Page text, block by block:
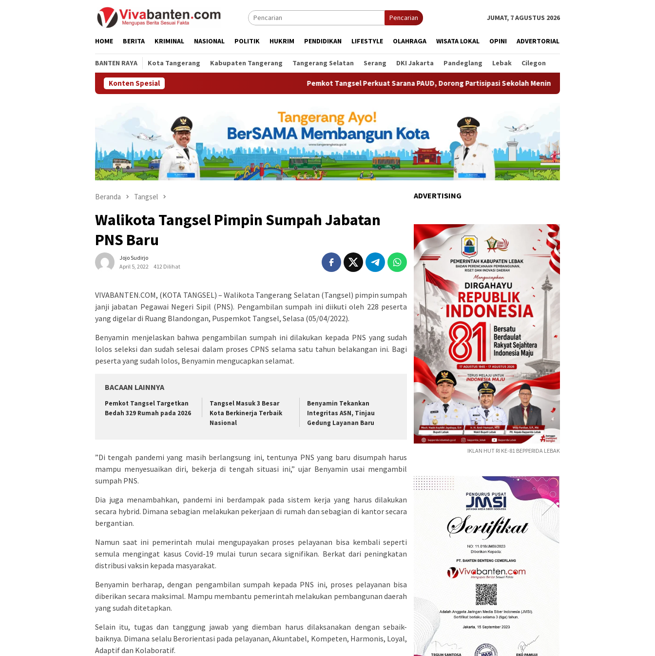
Pencarian JUMAT, 7 AGUSTUS 2026
HOME BERITA KRIMINAL NASIONAL POLITIK HUKRIM PENDIDIKAN LIFESTYLE OLAHRAGA WISATA LOKAL OPINI ADVERTORIAL
BANTEN RAYA Kota Tangerang Kabupaten Tangerang Tangerang Selatan Serang DKI Jakarta Pandeglang Lebak Cilegon
Konten Spesial Pemkot Tangsel Perkuat Sarana PAUD, Dorong Partisipasi Sekolah Meningkat Pemkot Tangsel Matangkan
Beranda Tangsel
Walikota Tangsel Pimpin Sumpah Jabatan
PNS Baru
Jojo Sudirjo
April 5, 2022
412 Dilihat
VIVABANTEN.COM, (KOTA TANGSEL) – Walikota Tangerang Selatan (Tangsel) pimpin sumpah
janji jabatan Pegawai Negeri Sipil (PNS). Pengambilan sumpah ini diikuti oleh 228 peserta
yang digelar di Ruang Blandongan, Puspemkot Tangsel, Selasa (05/04/2022).
Benyamin menjelaskan bahwa pengambilan sumpah ini dilakukan kepada PNS yang sudah
lolos seleksi dan sudah selesai dalam proses CPNS selama satu tahun belakangan ini. Bagi
peserta yang sudah lolos, Benyamin mengucapkan selamat.
BACAAN LAINNYA
Pemkot Tangsel Targetkan
Bedah 329 Rumah pada 2026
Tangsel Masuk 3 Besar
Kota Berkinerja Terbaik
Nasional
Benyamin Tekankan
Integritas ASN, Tinjau
Gedung Layanan Baru
”Di tengah pandemi yang masih berlangsung ini, tentunya PNS yang baru disumpah harus
mampu menyesuaikan diri, bekerja di tengah situasi ini,” ujar Benyamin usai mengambil
sumpah PNS.
Dia juga menambahkan, pandemi ini berdampak pada sistem kerja yang harus dilakukan
secara hybrid. Dimana sebagian melakukan pekerjaan di rumah dan sebagian di kantor secara
bergantian.
Namun saat ini pemerintah mulai mengupayakan proses pelayanan bisa kembali seperti
semula mengingat kasus Covid-19 mulai turun secara signifikan. Berkat dari peningkatan
distribusi vaksin kepada masyarakat.
Benyamin berharap, dengan pengambilan sumpah kepada PNS ini, proses pelayanan bisa
diberikan secara maksimal. Mampu membantu pemerintah melakukan pembangunan daerah
yang sudah ditetapkan.
Selain itu, tugas dan tanggung jawab yang diemban harus dilaksanakan dengan sebaik-
baiknya. Dimana selalu Berorientasi pada pelayanan, Akuntabel, Kompeten, Harmonis, Loyal,
Adaptif dan Kolaboratif.
ADVERTISING
IKLAN HUT RI KE-81 BEPPERIDA LEBAK